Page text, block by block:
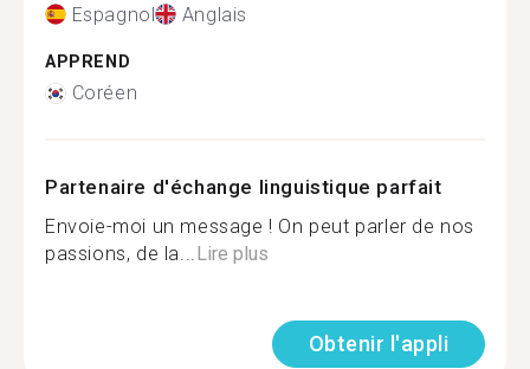
Espagnol Anglais
APPREND
Coréen
Partenaire d'échange linguistique parfait
Envoie-moi un message ! On peut parler de nos
passions, de la...Lire plus
Obtenir l'appli